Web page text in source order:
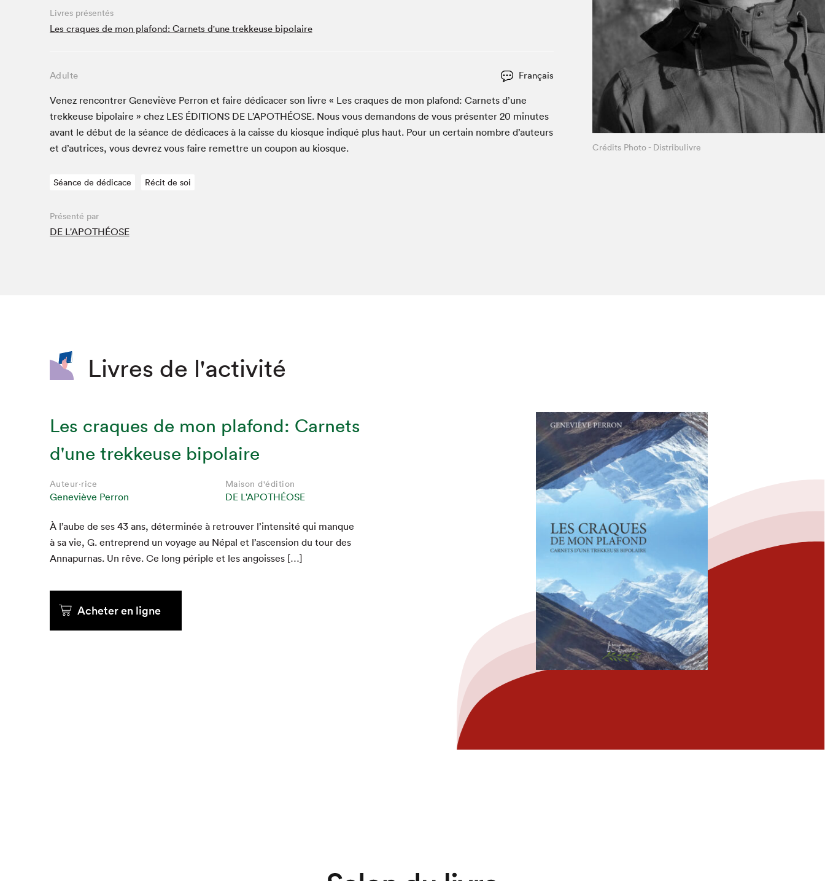
Studio Radio-Canada
Matinées scolaires
Espace Lis-moi MTL (12-18 ans)
Espace Montréal-Nord
Vitrine du Festival littéraire international Metropolis
bleu
Tapis rouge des écrivain·e·s
La lecture en cadeau
Zone Manga
L'Aparté
Le Salon dans la ville, espace
organisateur⋅rice
> SLM Pro
Que cherchez-vous?
Fermer
Livres présentés
Les craques de mon plafond: Carnets d'une trekkeuse bipolaire
Adulte Français
Venez ren­con­tr­er Geneviève Per­ron et faire dédi­cac­er son livre « Les craques de mon pla­fond: Car­nets d’une
trekkeuse bipo­laire » chez LES ÉDI­TIONS DEL’APOTHÉOSE. Nous vous deman­dons de vous présen­ter 20 min­utes
avant le début de la séance de dédi­caces à la caisse du kiosque indiqué plus haut. Pour un cer­tain nom­bre d’auteurs
et d’autrices, vous devrez vous faire remet­tre un coupon au kiosque.
Séance de dédicace Récit de soi
Présenté par
DE L'APOTHÉOSE
Crédits Photo - Distribulivre
Livres de l'activité
Les craques de mon plafond: Carnets
d'une trekkeuse bipolaire
Auteur·rice
Geneviève Perron
Maison d'édition
DE L'APOTHÉOSE
À l’aube de ses 43ans, déter­minée à retrou­ver l’intensité qui manque
à sa vie, G. entre­prend un voy­age au Népal et l’ascension du tour des
Anna­pur­nas. Un rêve. Ce long périple et les angoisses […]
Acheter en ligne